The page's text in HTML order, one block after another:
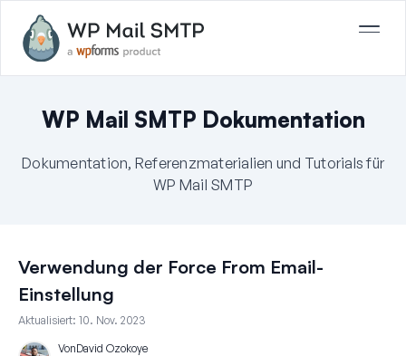
WP Mail SMTP Dokumentation
Dokumentation, Referenzmaterialien und Tutorials für
WP Mail SMTP
Verwendung der Force From Email-
Einstellung
Aktualisiert: 10. Nov. 2023
VonDavid Ozokoye